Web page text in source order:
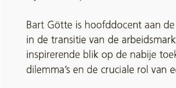
De Bedrijfskern,